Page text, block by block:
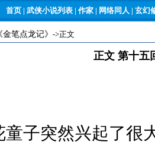
首页 | 武侠小说列表 | 作家 | 网络同人 | 玄幻
金笔点龙记》 ->正文
正文 第十
子突然兴起了很